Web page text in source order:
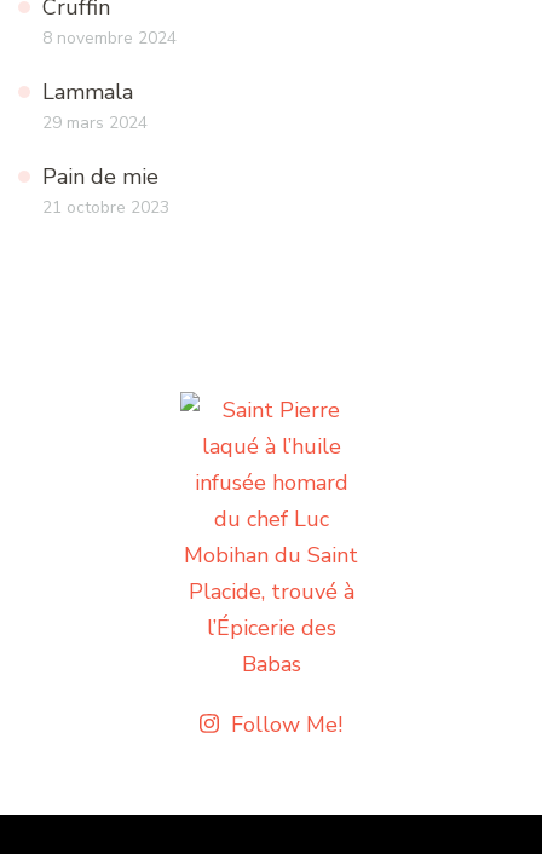
Cruffin
8 novembre 2024
Lammala
29 mars 2024
Pain de mie
21 octobre 2023
Follow Me!